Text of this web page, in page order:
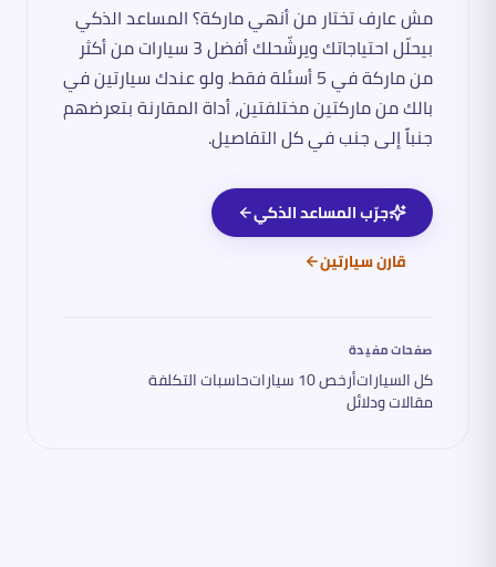
مش عارف تختار من أنهي ماركة؟ المساعد الذكي
بيحلّل احتياجاتك ويرشّحلك أفضل 3 سيارات من أكثر
من ماركة في 5 أسئلة فقط. ولو عندك سيارتين في
بالك من ماركتين مختلفتين، أداة المقارنة بتعرضهم
جنباً إلى جنب في كل التفاصيل.
جرّب المساعد الذكي
قارن سيارتين
صفحات مفيدة
كل السياراتأرخص 10 سيارات حاسبات التكلفة
مقالات ودلائل